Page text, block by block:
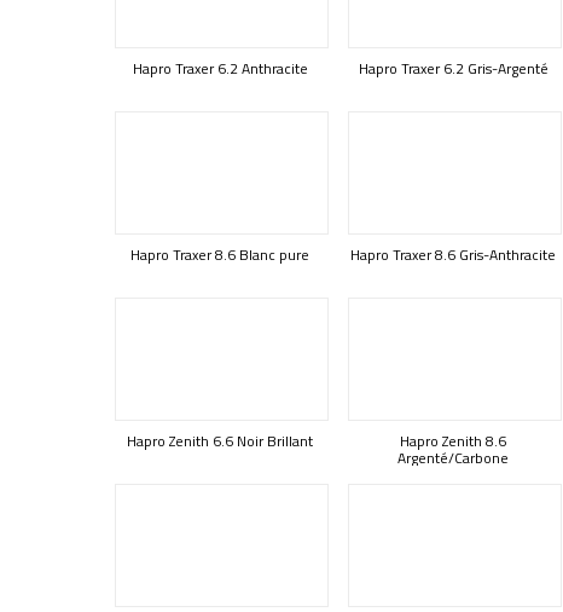
Hapro Traxer 6.2 Anthracite Hapro Traxer 6.2 Gris-Argenté
Hapro Traxer 8.6 Blanc pure Hapro Traxer 8.6 Gris-Anthracite
Hapro Zenith 6.6 Noir Brillant Hapro Zenith 8.6
Argenté/Carbone